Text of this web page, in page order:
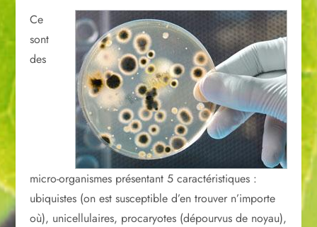
Ce
sont
des
micro-organismes présentant 5 caractéristiques :
ubiquistes (on est susceptible d’en trouver n’importe
où), unicellulaires, procaryotes (dépourvus de noyau),